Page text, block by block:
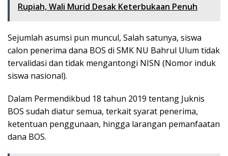
Rupiah, Wali Murid Desak Keterbukaan Penuh
Sejumlah asumsi pun muncul, Salah satunya, siswa
calon penerima dana BOS di SMK NU Bahrul Ulum tidak
tervalidasi dan tidak mengantongi NISN (Nomor induk
siswa nasional).
Dalam Permendikbud 18 tahun 2019 tentang Juknis
BOS sudah diatur semua, terkait syarat penerima,
ketentuan penggunaan, hingga larangan pemanfaatan
dana BOS.